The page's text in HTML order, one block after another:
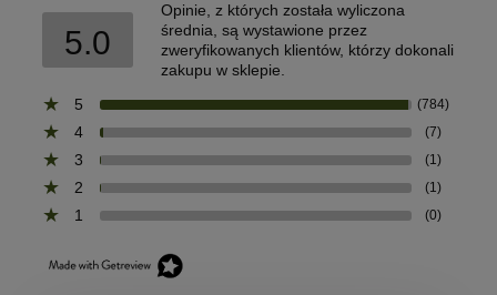
5.0
Opinie, z których została wyliczona
średnia, są wystawione przez
zweryfikowanych klientów, którzy dokonali
zakupu w sklepie.
5
(784)
4 (7)
3 (1)
2 (1)
1 (0)